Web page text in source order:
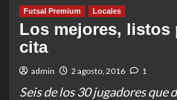
Futsal Premium Locales
Los mejores, listos
cita
admin 2 agosto, 2016 1
Seis de los 30 jugadores